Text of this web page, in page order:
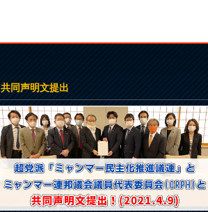
共同声明文提出